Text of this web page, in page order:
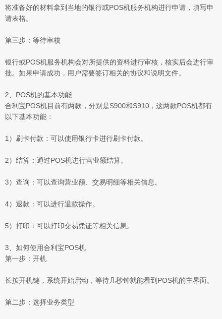
将准备好的材料拿到当地的银行或POS机服务机构进行申请，填写申
请表格。
第三步：等待审核
银行或POS机服务机构会对所提供的资料进行审核，核实后会进行审
批。如果申请成功，用户需要签订相关的协议和说明文件。
2、POS机的基本功能
合利宝POS机目前有两款，分别是S900和S910，这两款POS机都有
以下基本功能：
1）刷卡付款：可以使用银行卡进行刷卡付款。
2）结算：通过POS机进行营业额结算。
3）查询：可以查询营业额、交易明细等相关信息。
4）退款：可以进行退款操作。
5）打印：可以打印交易凭证等相关信息。
3、如何使用合利宝POS机
第一步：开机
长按开机键，系统开始启动，等待几秒钟就能看到POS机的主界面。
第二步：选择业务类型